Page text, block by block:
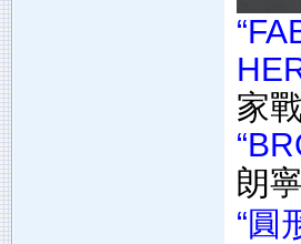
家
朗
“圓